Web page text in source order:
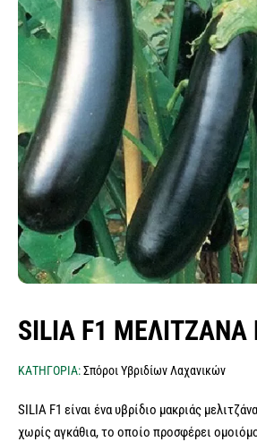
ποικιλιών λαχανικών
σπόροι αρωματικών & βότανα
σπόροι βιομηχανίας τροφίμων
κοκκάρι σποράς
σκόρδο σποράς
σπόροι δημητριακών
πατατόσπορος
σπόροι baby leaf μicro green
σπόροι λειμώνες - μίγματα
SILIA F1
ΚΑΤΗΓΟΡΙΑ:Σπόροι Υβριδίων Λαχανικών
SILIA F1 είναι ένα υβρίδιο μακριάς
χωρίς αγκάθια, το οποίο προσφέρει